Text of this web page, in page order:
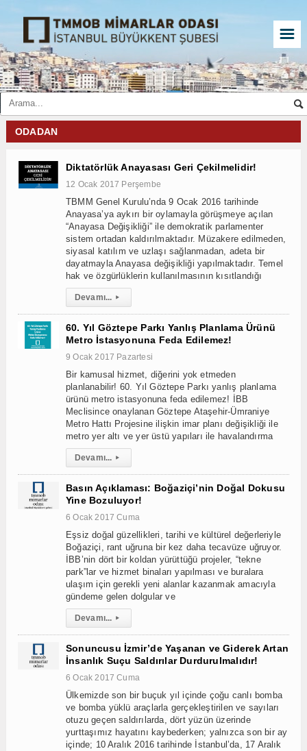
☰
ODADAN
Diktatörlük Anayasası Geri Çekilmelidir!
12 Ocak 2017 Perşembe
TBMM Genel Kurulu’nda 9 Ocak 2016 tarihinde
Anayasa’ya aykırı bir oylamayla görüşmeye açılan
“Anayasa Değişikliği” ile demokratik parlamenter
sistem ortadan kaldırılmaktadır. Müzakere edilmeden,
siyasal katılım ve uzlaşı sağlanmadan, adeta bir
dayatmayla Anayasa değişikliği yapılmaktadır. Temel
hak ve özgürlüklerin kullanılmasının kısıtlandığı
Devamı... ▸
60. Yıl Göztepe Parkı Yanlış Planlama Ürünü
Metro İstasyonuna Feda Edilemez!
9 Ocak 2017 Pazartesi
Bir kamusal hizmet, diğerini yok etmeden
planlanabilir! 60. Yıl Göztepe Parkı yanlış planlama
ürünü metro istasyonuna feda edilemez! İBB
Meclisince onaylanan Göztepe Ataşehir-Ümraniye
Metro Hattı Projesine ilişkin imar planı değişikliği ile
metro yer altı ve yer üstü yapıları ile havalandırma
Devamı... ▸
Basın Açıklaması: Boğaziçi’nin Doğal Dokusu
Yine Bozuluyor!
6 Ocak 2017 Cuma
Eşsiz doğal güzellikleri, tarihi ve kültürel değerleriyle
Boğaziçi, rant uğruna bir kez daha tecavüze uğruyor.
İBB’nin dört bir koldan yürüttüğü projeler, “tekne
park”lar ve hizmet binaları yapılması ve buralara
ulaşım için gerekli yeni alanlar kazanmak amacıyla
gündeme gelen dolgular ve
Devamı... ▸
Sonuncusu İzmir’de Yaşanan ve Giderek Artan
İnsanlık Suçu Saldırılar Durdurulmalıdır!
6 Ocak 2017 Cuma
Ülkemizde son bir buçuk yıl içinde çoğu canlı bomba
ve bomba yüklü araçlarla gerçekleştirilen ve sayıları
otuzu geçen saldırılarda, dört yüzün üzerinde
yurttaşımız hayatını kaybederken; yalnızca son bir ay
içinde; 10 Aralık 2016 tarihinde İstanbul’da, 17 Aralık